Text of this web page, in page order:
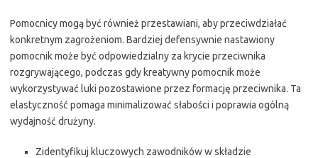
Pomocnicy mogą być również przestawiani, aby przeciwdziałać
konkretnym zagrożeniom. Bardziej defensywnie nastawiony
pomocnik może być odpowiedzialny za krycie przeciwnika
rozgrywającego, podczas gdy kreatywny pomocnik może
wykorzystywać luki pozostawione przez formację przeciwnika. Ta
elastyczność pomaga minimalizować słabości i poprawia ogólną
wydajność drużyny.
Zidentyfikuj kluczowych zawodników w składzie